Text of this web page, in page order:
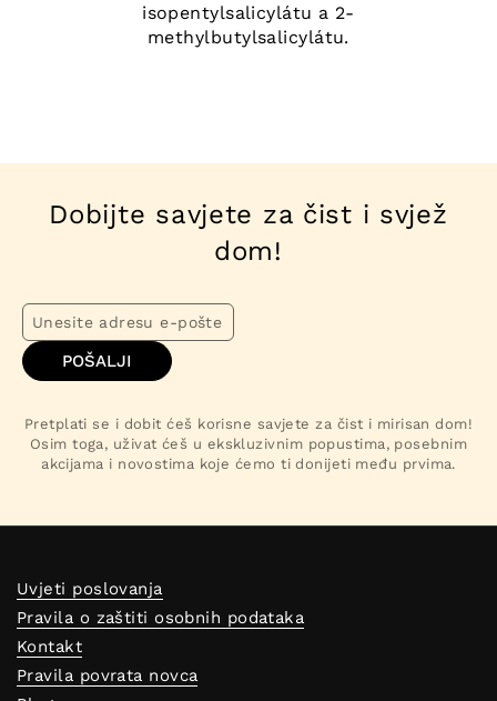
isopentylsalicylátu a 2-
methylbutylsalicylátu.
Dobijte savjete za čist i svjež
dom!
POŠALJI
Pretplati se i dobit ćeš korisne savjete za čist i mirisan dom!
Osim toga, uživat ćeš u ekskluzivnim popustima, posebnim
akcijama i novostima koje ćemo ti donijeti među prvima.
Uvjeti poslovanja
Pravila o zaštiti osobnih podataka
Kontakt
Pravila povrata novca